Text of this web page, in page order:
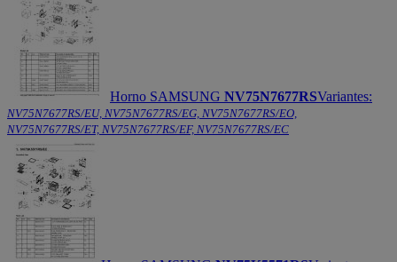
Horno SAMSUNG NV75N7677RSVariantes:
NV75N7677RS/EU, NV75N7677RS/EG, NV75N7677RS/EO,
NV75N7677RS/ET, NV75N7677RS/EF, NV75N7677RS/EC